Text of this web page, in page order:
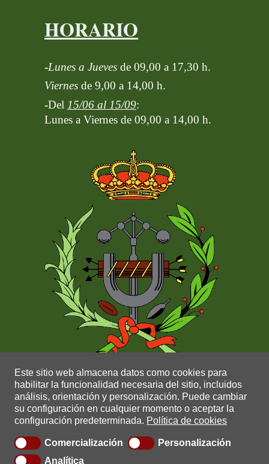
Este sitio web almacena datos como cookies para
habilitar la funcionalidad necesaria del sitio, incluidos
análisis, orientación y personalización. Puede cambiar
su configuración en cualquier momento o aceptar la
configuración predeterminada. Política de cookies
Comercialización
Personalización
Analítica
HORARIO
-Lunes a Jueves de 09,00 a 17,30 h.
Viernes de 9,00 a 14,00 h.
-Del 15/06 al 15/09:
Lunes a Viernes de 09,00 a 14,00 h.
Política de privacidad